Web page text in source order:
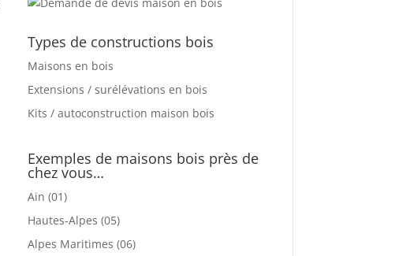
Types de constructions bois
Maisons en bois
Extensions / surélévations en bois
Kits / autoconstruction maison bois
Exemples de maisons bois près de
chez vous…
Ain (01)
Hautes-Alpes (05)
Alpes Maritimes (06)